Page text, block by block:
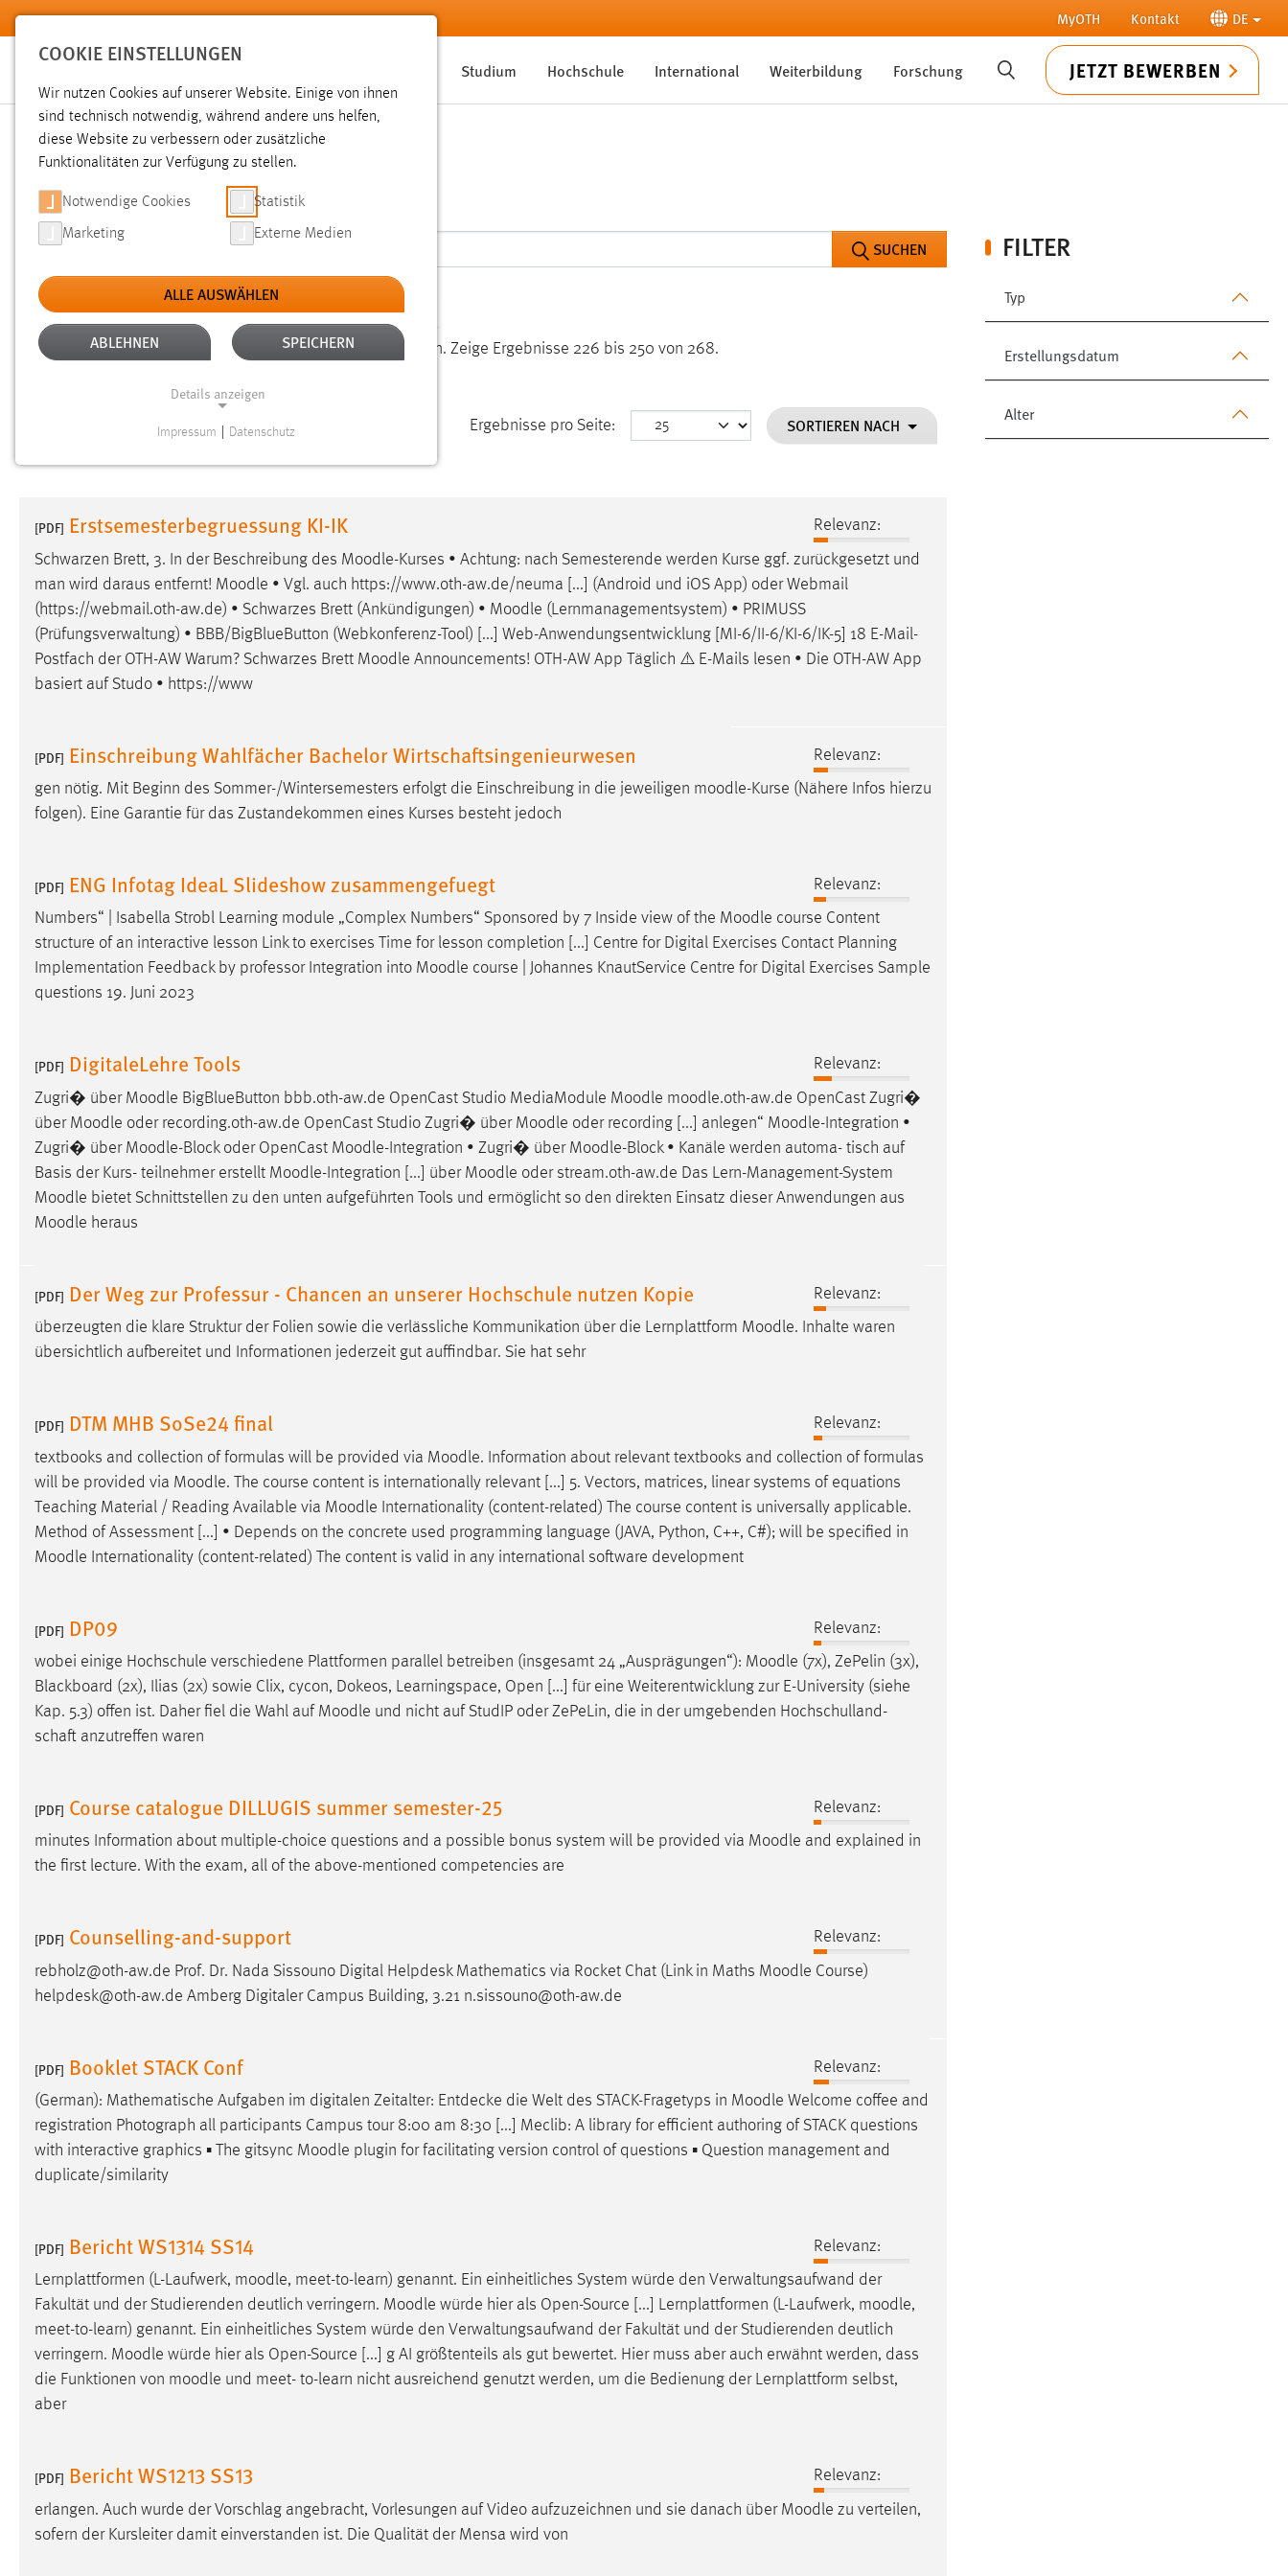
Zum Hauptinhalt springen MyOTH Kontakt DE
Studium Hochschule International Weiterbildung Forschung SUCHE JETZT BEWERBEN
SUCHE
FILTER
Typ
Erstellungsdatum
Alter
SUCHEN
Aktive Filter: TYP: DATEIEN ALLE FILTER ENTFERNEN
Gesucht nach "moodle". Es wurden 268 Ergebnisse gefunden. Zeige Ergebnisse 226 bis 250 von 268.
Ergebnisse pro Seite: SORTIEREN NACH
[PDF] Erstsemesterbegruessung KI-IK
Relevanz:
Schwarzen Brett, 3. In der Beschreibung des Moodle-Kurses • Achtung: nach Semesterende werden Kurse ggf. zurückgesetzt und
man wird daraus entfernt! Moodle • Vgl. auch https://www.oth-aw.de/neuma [...] (Android und iOS App) oder Webmail
(https://webmail.oth-aw.de) • Schwarzes Brett (Ankündigungen) • Moodle (Lernmanagementsystem) • PRIMUSS
(Prüfungsverwaltung) • BBB/BigBlueButton (Webkonferenz-Tool) [...] Web-Anwendungsentwicklung [MI-6/II-6/KI-6/IK-5] 18 E-Mail-
Postfach der OTH-AW Warum? Schwarzes Brett Moodle Announcements! OTH-AW App Täglich ⚠️ E-Mails lesen • Die OTH-AW App
basiert auf Studo • https://www
[PDF] Einschreibung Wahlfächer Bachelor Wirtschaftsingenieurwesen
Relevanz:
gen nötig. Mit Beginn des Sommer-/Wintersemesters erfolgt die Einschreibung in die jeweiligen moodle-Kurse (Nähere Infos hierzu
folgen). Eine Garantie für das Zustandekommen eines Kurses besteht jedoch
[PDF] ENG Infotag IdeaL Slideshow zusammengefuegt
Relevanz:
Numbers“ | Isabella Strobl Learning module „Complex Numbers“ Sponsored by 7 Inside view of the Moodle course Content
structure of an interactive lesson Link to exercises Time for lesson completion [...] Centre for Digital Exercises Contact Planning
Implementation Feedback by professor Integration into Moodle course | Johannes KnautService Centre for Digital Exercises Sample
questions 19. Juni 2023
[PDF] DigitaleLehre Tools
Relevanz:
Zugri� über Moodle BigBlueButton bbb.oth-aw.de OpenCast Studio MediaModule Moodle moodle.oth-aw.de OpenCast Zugri�
über Moodle oder recording.oth-aw.de OpenCast Studio Zugri� über Moodle oder recording [...] anlegen“ Moodle-Integration •
Zugri� über Moodle-Block oder OpenCast Moodle-Integration • Zugri� über Moodle-Block • Kanäle werden automa- tisch auf
Basis der Kurs- teilnehmer erstellt Moodle-Integration [...] über Moodle oder stream.oth-aw.de Das Lern-Management-System
Moodle bietet Schnittstellen zu den unten aufgeführten Tools und ermöglicht so den direkten Einsatz dieser Anwendungen aus
Moodle heraus
[PDF] Der Weg zur Professur - Chancen an unserer Hochschule nutzen Kopie
Relevanz:
überzeugten die klare Struktur der Folien sowie die verlässliche Kommunikation über die Lernplattform Moodle. Inhalte waren
übersichtlich aufbereitet und Informationen jederzeit gut auffindbar. Sie hat sehr
[PDF] DTM MHB SoSe24 final
Relevanz:
textbooks and collection of formulas will be provided via Moodle. Information about relevant textbooks and collection of formulas
will be provided via Moodle. The course content is internationally relevant [...] 5. Vectors, matrices, linear systems of equations
Teaching Material / Reading Available via Moodle Internationality (content-related) The course content is universally applicable.
Method of Assessment [...] • Depends on the concrete used programming language (JAVA, Python, C++, C#); will be specified in
Moodle Internationality (content-related) The content is valid in any international software development
[PDF] DP09
Relevanz:
wobei einige Hochschule verschiedene Plattformen parallel betreiben (insgesamt 24 „Ausprägungen“): Moodle (7x), ZePelin (3x),
Blackboard (2x), Ilias (2x) sowie Clix, cycon, Dokeos, Learningspace, Open [...] für eine Weiterentwicklung zur E-University (siehe
Kap. 5.3) offen ist. Daher fiel die Wahl auf Moodle und nicht auf StudIP oder ZePeLin, die in der umgebenden Hochschulland-
schaft anzutreffen waren
[PDF] Course catalogue DILLUGIS summer semester-25
Relevanz:
minutes Information about multiple-choice questions and a possible bonus system will be provided via Moodle and explained in
the first lecture. With the exam, all of the above-mentioned competencies are
[PDF] Counselling-and-support
Relevanz:
rebholz@oth-aw.de Prof. Dr. Nada Sissouno Digital Helpdesk Mathematics via Rocket Chat (Link in Maths Moodle Course)
helpdesk@oth-aw.de Amberg Digitaler Campus Building, 3.21 n.sissouno@oth-aw.de
[PDF] Booklet STACK Conf
Relevanz:
(German): Mathematische Aufgaben im digitalen Zeitalter: Entdecke die Welt des STACK-Fragetyps in Moodle Welcome coffee and
registration Photograph all participants Campus tour 8:00 am 8:30 [...] Meclib: A library for efficient authoring of STACK questions
with interactive graphics ▪ The gitsync Moodle plugin for facilitating version control of questions ▪ Question management and
duplicate/similarity
[PDF] Bericht WS1314 SS14
Relevanz:
Lernplattformen (L-Laufwerk, moodle, meet-to-learn) genannt. Ein einheitliches System würde den Verwaltungsaufwand der
Fakultät und der Studierenden deutlich verringern. Moodle würde hier als Open-Source [...] Lernplattformen (L-Laufwerk, moodle,
meet-to-learn) genannt. Ein einheitliches System würde den Verwaltungsaufwand der Fakultät und der Studierenden deutlich
verringern. Moodle würde hier als Open-Source [...] g AI größtenteils als gut bewertet. Hier muss aber auch erwähnt werden, dass
die Funktionen von moodle und meet- to-learn nicht ausreichend genutzt werden, um die Bedienung der Lernplattform selbst,
aber
[PDF] Bericht WS1213 SS13
Relevanz:
erlangen. Auch wurde der Vorschlag angebracht, Vorlesungen auf Video aufzuzeichnen und sie danach über Moodle zu verteilen,
sofern der Kursleiter damit einverstanden ist. Die Qualität der Mensa wird von
COOKIE EINSTELLUNGEN
Wir nutzen Cookies auf unserer Website. Einige von ihnen
sind technisch notwendig, während andere uns helfen,
diese Website zu verbessern oder zusätzliche
Funktionalitäten zur Verfügung zu stellen.
Notwendige Cookies Statistik
Marketing Externe Medien
ALLE AUSWÄHLEN
ABLEHNEN SPEICHERN
Details anzeigen
Website erforderlich.
Einverständnis
Name: cookie_consent
Zweck:
Dieser Cookie speichert die
ausgewählten Einverständnis-Optionen
des Benutzers
Performance
Name: staticfilecache
in diesem Cookie gespeichert, ob man
eingeloggt ist.
Sprachpräferenz
Name: site-language-preference
Chat
Name:
MibewSessionID, MIBEW_UserID,
mibew_locale, mibew-chat-frame-style-
Cookie Laufzeit:
style-5e9dbeb1811c0446 =
Sitzungslaufzeit, mibew_locale = 3
Login
Name: fe_user, be_user, be_lastLoginProvider
Zweck:
Dieser Cookie ist notwendig um sich an
der Website einloggen zu können.
Cookie Laufzeit: 24 Stunden
STATISTIK
Statistik Cookies erfassen Informationen anonym.
Diese Informationen helfen uns zu verstehen, wie
unsere Besucher unsere Website nutzen.
Name:
Zweck: Zugriffsstatistik
Cookie Laufzeit: Max. 13 Monate
MARKETING
Marketing Cookies werden von Drittanbietern
verwendet, um personalisierte Werbung anzuzeigen.
Google Ads
Name: _gcl_au
Anbieter:
Cookie Laufzeit: 3 Monate
Facebook Pixel
Name: _fbp
Anbieter: Facebook
EXTERNE MEDIEN
Impressum Datenschutz